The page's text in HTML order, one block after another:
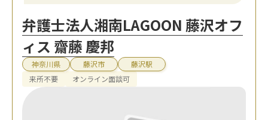
弁護士法人湘南LAGOON 藤沢オフ
ィス 齋藤 慶邦
神奈川県 藤沢市
藤沢駅
来所不要
オンライン面談可